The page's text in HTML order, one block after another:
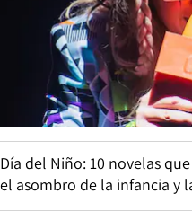
Día del Niño: 10 novelas
el asombro de la infancia y